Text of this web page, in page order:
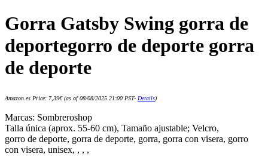
Gorra Gatsby Swing gorra de
deportegorro de deporte gorra
de deporte
Amazon.es Price: 7,39€(as of 08/08/2025 21:00 PST- Details)
Marcas: Sombreroshop
Talla única (aprox. 55-60 cm), Tamaño ajustable; Velcro,
gorro de deporte, gorra de deporte, gorra, gorra con visera, gorro
con visera, unisex, , , ,